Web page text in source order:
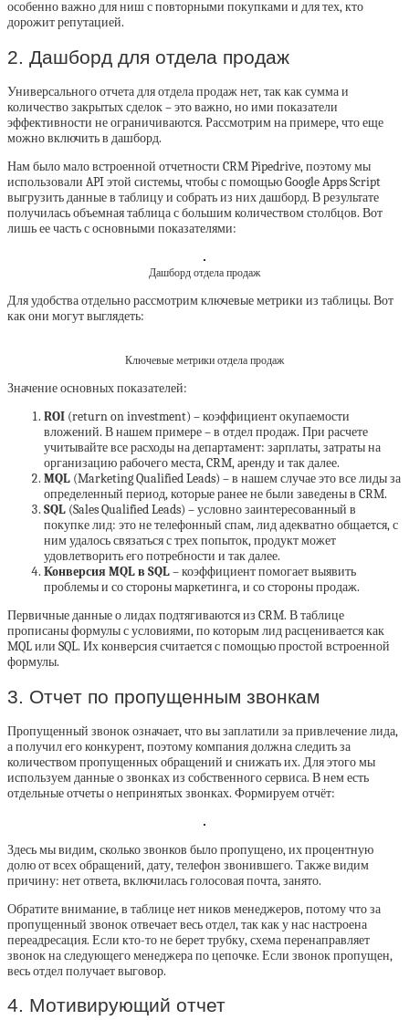
особенно важно для ниш с повторными покупками и для тех, кто
дорожит репутацией.
2. Дашборд для отдела продаж
Универсального отчета для отдела продаж нет, так как сумма и
количество закрытых сделок – это важно, но ими показатели
эффективности не ограничиваются. Рассмотрим на примере, что еще
можно включить в дашборд.
Нам было мало встроенной отчетности CRM Pipedrive, поэтому мы
использовали API этой системы, чтобы с помощью Google Apps Script
выгрузить данные в таблицу и собрать из них дашборд. В результате
получилась объемная таблица с большим количеством столбцов. Вот
лишь ее часть с основными показателями:
Дашборд отдела продаж
Для удобства отдельно рассмотрим ключевые метрики из таблицы. Вот
как они могут выглядеть:
Ключевые метрики отдела продаж
Значение основных показателей:
ROI (return on investment) – коэффициент окупаемости
вложений. В нашем примере – в отдел продаж. При расчете
учитывайте все расходы на департамент: зарплаты, затраты на
организацию рабочего места, CRM, аренду и так далее.
MQL (Marketing Qualified Leads) – в нашем случае это все лиды за
определенный период, которые ранее не были заведены в CRM.
SQL (Sales Qualified Leads) – условно заинтересованный в
покупке лид: это не телефонный спам, лид адекватно общается, с
ним удалось связаться с трех попыток, продукт может
удовлетворить его потребности и так далее.
Конверсия MQL в SQL– коэффициент помогает выявить
проблемы и со стороны маркетинга, и со стороны продаж.
Первичные данные о лидах подтягиваются из CRM. В таблице
прописаны формулы с условиями, по которым лид расценивается как
MQL или SQL. Их конверсия считается с помощью простой встроенной
формулы.
3. Отчет по пропущенным звонкам
Пропущенный звонок означает, что вы заплатили за привлечение лида,
а получил его конкурент, поэтому компания должна следить за
количеством пропущенных обращений и снижать их. Для этого мы
используем данные о звонках из собственного сервиса. В нем есть
отдельные отчеты о непринятых звонках. Формируем отчёт:
Здесь мы видим, сколько звонков было пропущено, их процентную
долю от всех обращений, дату, телефон звонившего. Также видим
причину: нет ответа, включилась голосовая почта, занято.
Обратите внимание, в таблице нет ников менеджеров, потому что за
пропущенный звонок отвечает весь отдел, так как у нас настроена
переадресация. Если кто-то не берет трубку, схема перенаправляет
звонок на следующего менеджера по цепочке. Если звонок пропущен,
весь отдел получает выговор.
4. Мотивирующий отчет